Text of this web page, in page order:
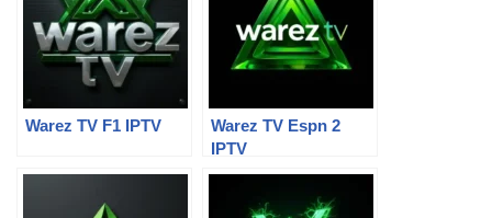
Warez TV F1 IPTV
Warez TV Espn 2
IPTV